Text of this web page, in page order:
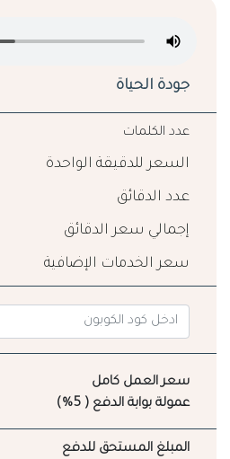
جودة الحياة
عدد الكلمات
السعر للدقيقة الواحدة
عدد الدقائق
إجمالي سعر الدقائق
سعر الخدمات الإضافية
سعر العمل كامل
عمولة بوابة الدفع ( 5%)
المبلغ المستحق للدفع